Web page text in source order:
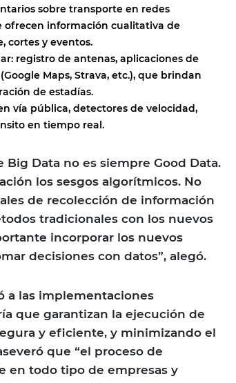
sobre transporte en redes
ofrecen información cualitativa de
cortes y eventos.
registro de antenas, aplicaciones de
Maps, Strava, etc.), que brindan
de estadías.
vía pública, detectores de velocidad,
en tiempo real.
Data no es siempre Good Data.
los sesgos algorítmicos. No
de recolección de información
tradicionales con los nuevos
incorporar los nuevos
decisiones con datos”, alegó.
a las implementaciones
que garantizan la ejecución de
y eficiente, y minimizando el
que “el proceso de
en todo tipo de empresas y